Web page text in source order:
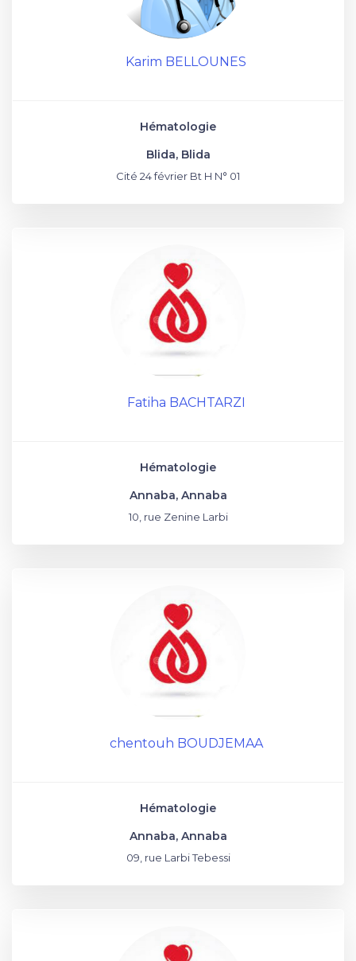
Karim BELLOUNES
Hématologie
Blida, Blida
Cité 24 février Bt H N° 01
Fatiha BACHTARZI
Hématologie
Annaba, Annaba
10, rue Zenine Larbi
chentouh BOUDJEMAA
Hématologie
Annaba, Annaba
09, rue Larbi Tebessi